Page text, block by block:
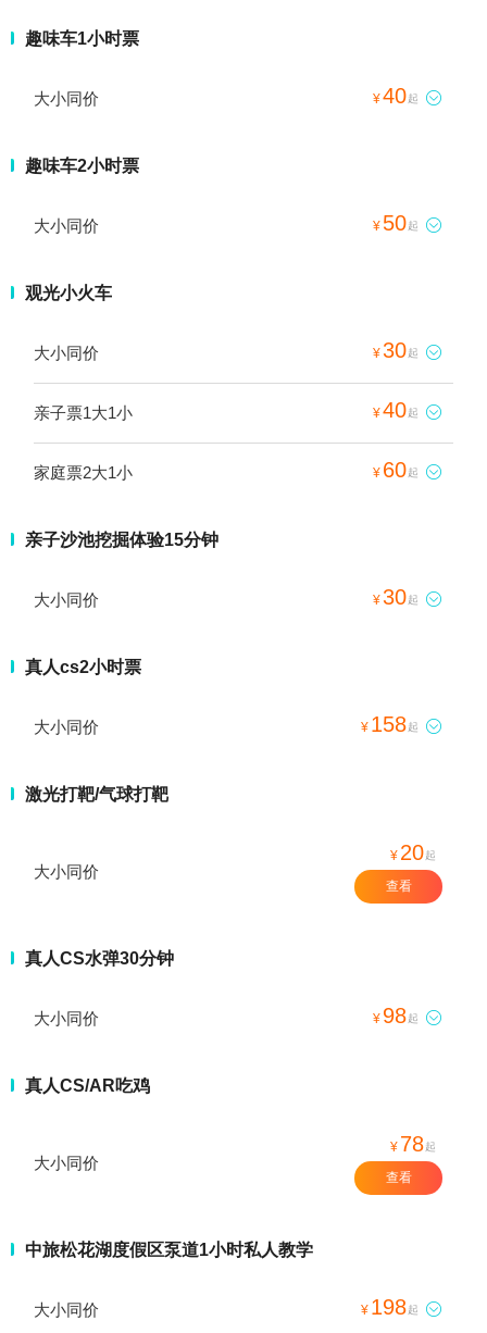
趣味车1小时票
大小同价 ¥40起 
趣味车2小时票
大小同价 ¥ 50起 
观光小火车
大小同价 ¥30起 
亲子票1大1小 ¥40起 
家庭票2大1小 ¥ 60起 
亲子沙池挖掘体验15分钟
大小同价 ¥30起 
真人cs2小时票
大小同价 ¥ 158起 
激光打靶/气球打靶
大小同价
¥ 20起
查看
真人CS水弹30分钟
大小同价 ¥ 98起 
真人CS/AR吃鸡
大小同价
¥ 78起
查看
中旅松花湖度假区泵道1小时私人教学
大小同价 ¥ 198起 